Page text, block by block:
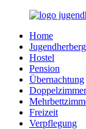
Zurück
Inhalt
Jugendherberge-
Hostels.de
Reisen
junge
jung
gebliebene
Menschen
Home
Hostel
Pension
Übernachtung
Doppelzimmer
Freizeit
Verpflegung